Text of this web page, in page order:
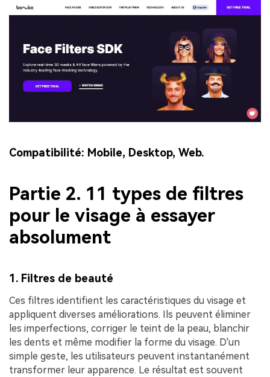
Compatibilité: Mobile, Desktop, Web.
Partie 2. 11 types de filtres
pour le visage à essayer
absolument
1. Filtres de beauté
Ces filtres identifient les caractéristiques du visage et
appliquent diverses améliorations. Ils peuvent éliminer
les imperfections, corriger le teint de la peau, blanchir
les dents et même modifier la forme du visage. D'un
simple geste, les utilisateurs peuvent instantanément
transformer leur apparence. Le résultat est souvent